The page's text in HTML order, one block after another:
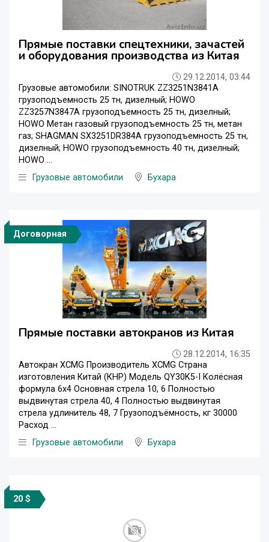
Прямые поставки спецтехники, зачастей
и оборудования производства из Китая
29.12.2014, 03:44
Грузовые автомобили: SINOTRUK ZZ3251N3841A
грузоподъемность 25 тн, дизелный; HOWO
ZZ3257N3847A грузоподъемность 25 тн, дизелный;
HOWO Метан газовый грузоподъемность 25 тн, метан
газ; SHAGMAN SX3251DR384A грузоподъемность 25 тн,
дизелный; HOWO грузоподъемность 40 тн, дизелный;
HOWO ...
Грузовые автомобили
Бухара
Договорная
Прямые поставки автокранов из Китая
28.12.2014, 16:35
Автокран XCMG Производитель XCMG Страна
изготовления Китай (КНР) Модель QY30K5-I Колёсная
формула 6x4 Основная стрела 10, 6 Полностью
выдвинутая стрела 40, 4 Полностью выдвинутая
стрела удлинитель 48, 7 Грузоподъёмность, кг 30000
Расход ...
Грузовые автомобили
Бухара
20 $